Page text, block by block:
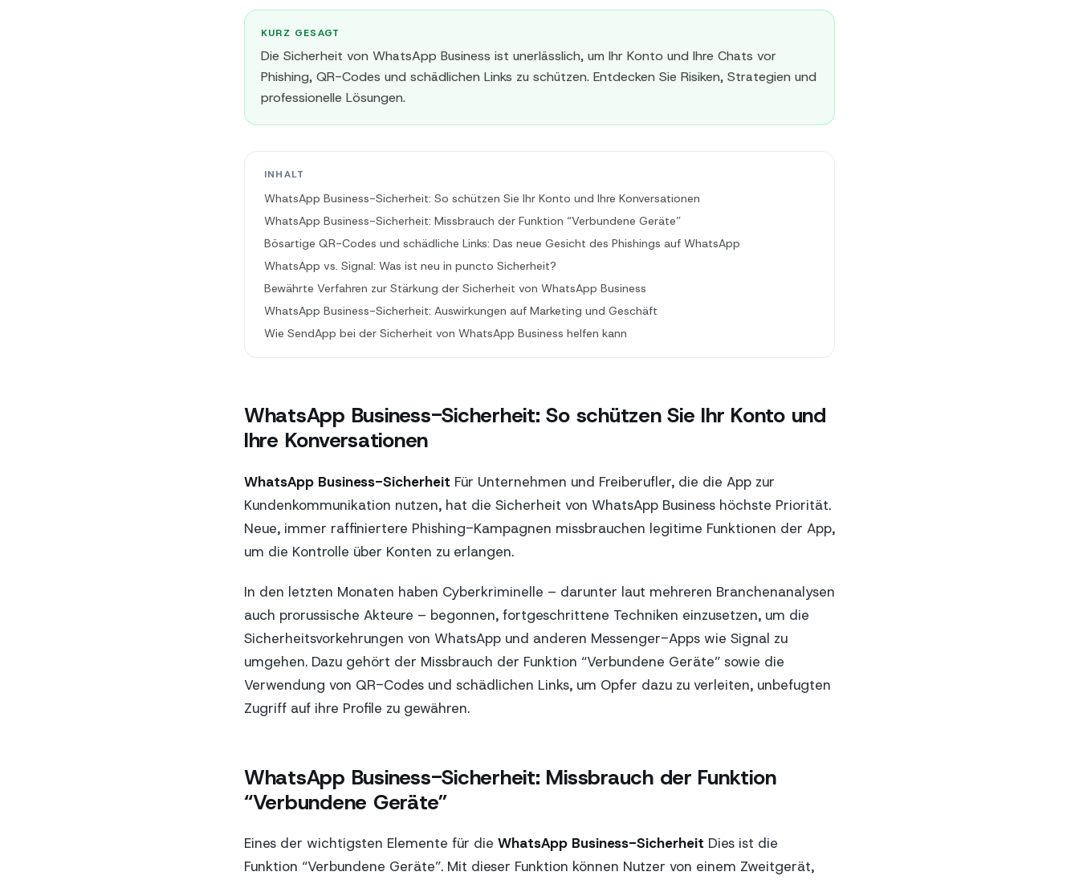
KURZ GESAGT
Die Sicherheit von WhatsApp Business ist unerlässlich, um Ihr Konto und Ihre Chats vor
Phishing, QR-Codes und schädlichen Links zu schützen. Entdecken Sie Risiken, Strategien und
professionelle Lösungen.
INHALT
WhatsApp Business-Sicherheit: So schützen Sie Ihr Konto und Ihre Konversationen
WhatsApp Business-Sicherheit: Missbrauch der Funktion “Verbundene Geräte”
Bösartige QR-Codes und schädliche Links: Das neue Gesicht des Phishings auf WhatsApp
WhatsApp vs. Signal: Was ist neu in puncto Sicherheit?
Bewährte Verfahren zur Stärkung der Sicherheit von WhatsApp Business
WhatsApp Business-Sicherheit: Auswirkungen auf Marketing und Geschäft
Wie SendApp bei der Sicherheit von WhatsApp Business helfen kann
WhatsApp Business-Sicherheit: So schützen Sie Ihr Konto und
Ihre Konversationen
WhatsApp Business-Sicherheit Für Unternehmen und Freiberufler, die die App zur
Kundenkommunikation nutzen, hat die Sicherheit von WhatsApp Business höchste Priorität.
Neue, immer raffiniertere Phishing-Kampagnen missbrauchen legitime Funktionen der App,
um die Kontrolle über Konten zu erlangen.
In den letzten Monaten haben Cyberkriminelle – darunter laut mehreren Branchenanalysen
auch prorussische Akteure – begonnen, fortgeschrittene Techniken einzusetzen, um die
Sicherheitsvorkehrungen von WhatsApp und anderen Messenger-Apps wie Signal zu
umgehen. Dazu gehört der Missbrauch der Funktion “Verbundene Geräte” sowie die
Verwendung von QR-Codes und schädlichen Links, um Opfer dazu zu verleiten, unbefugten
Zugriff auf ihre Profile zu gewähren.
WhatsApp Business-Sicherheit: Missbrauch der Funktion
“Verbundene Geräte”
Eines der wichtigsten Elemente für die WhatsApp Business-Sicherheit Dies ist die
Funktion “Verbundene Geräte”. Mit dieser Funktion können Nutzer von einem Zweitgerät,